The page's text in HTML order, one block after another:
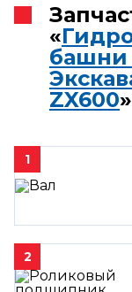
«
башни
ZX600»
1
2